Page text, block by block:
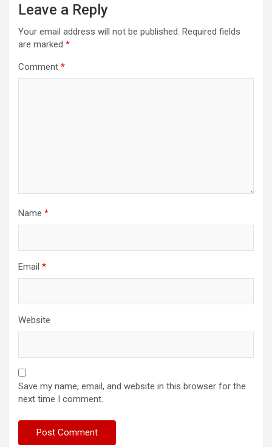
Leave a Reply
Your email address will not be published. Required fields
are marked *
Comment *
Name *
Email *
Website
Save my name, email, and website in this browser for the
next time I comment.